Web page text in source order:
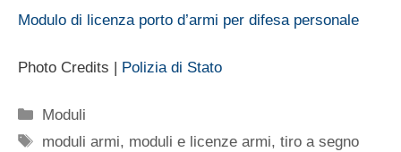
Modulo di licenza porto d’armi per difesa personale
Photo Credits | Polizia di Stato
Categorie
Moduli
Tag
moduli armi, moduli e licenze armi,tiro a segno